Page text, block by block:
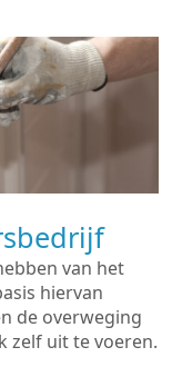
van het
hiervan
de overweging
zelf uit te voeren.